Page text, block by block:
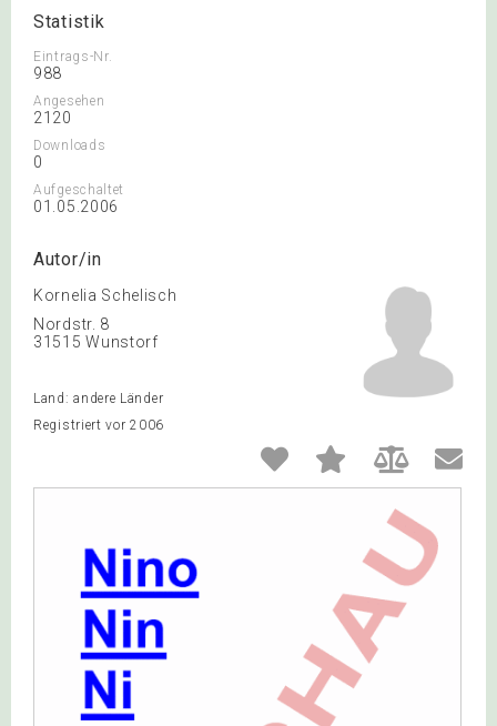
Statistik
Eintrags-Nr.
988
Angesehen
2120
Downloads
0
Aufgeschaltet
01.05.2006
Autor/in
Kornelia Schelisch
Nordstr. 8
31515 Wunstorf
Land: andere Länder
Registriert vor 2006